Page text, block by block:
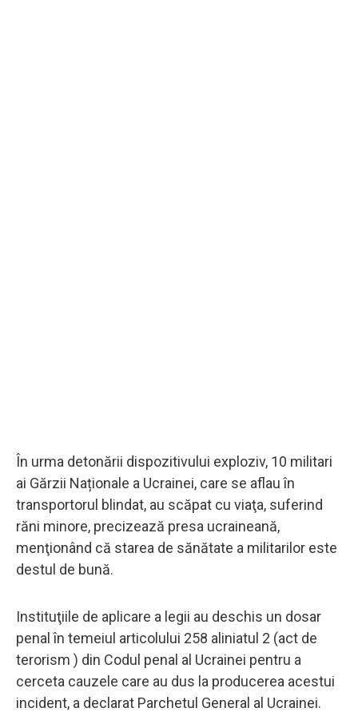
În urma detonării dispozitivului exploziv, 10 militari
ai Gărzii Naționale a Ucrainei, care se aflau în
transportorul blindat, au scăpat cu viaţa, suferind
răni minore, precizează presa ucraineană,
menţionând că starea de sănătate a militarilor este
destul de bună.
Instituţiile de aplicare a legii au deschis un dosar
penal în temeiul articolului 258 aliniatul 2 (act de
terorism ) din Codul penal al Ucrainei pentru a
cerceta cauzele care au dus la producerea acestui
incident, a declarat Parchetul General al Ucrainei.